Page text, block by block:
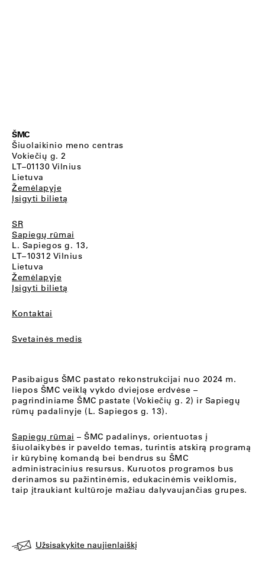
ŠMC
Šiuolaikinio meno centras
Vokiečių g. 2
LT–01130 Vilnius
Lietuva
Žemėlapyje
Įsigyti bilietą
SR
Sapiegų rūmai
L. Sapiegos g. 13,
LT–10312 Vilnius
Lietuva
Žemėlapyje
Įsigyti bilietą
Kontaktai
Svetainės medis
Pasibaigus ŠMC pastato rekonstrukcijai nuo 2024 m.
liepos ŠMC veiklą vykdo dviejose erdvėse –
pagrindiniame ŠMC pastate (Vokiečių g. 2) ir Sapiegų
rūmų padalinyje (L. Sapiegos g. 13).
Sapiegų rūmai – ŠMC padalinys, orientuotas į
šiuolaikybės ir paveldo temas, turintis atskirą programą
ir kūrybinę komandą bei bendrus su ŠMC
administracinius resursus. Kuruotos programos bus
derinamos su pažintinėmis, edukacinėmis veiklomis,
taip įtraukiant kultūroje mažiau dalyvaujančias grupes.
Užsisakykite naujienlaiškį